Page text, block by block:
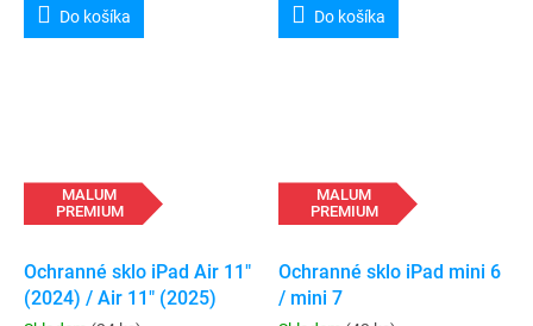
Do košíka Do košíka
MALUM
PREMIUM
Ochranné sklo iPad Air 11"
(2024) / Air 11" (2025)
MALUM
PREMIUM
Ochranné sklo iPad mini 6
/ mini 7